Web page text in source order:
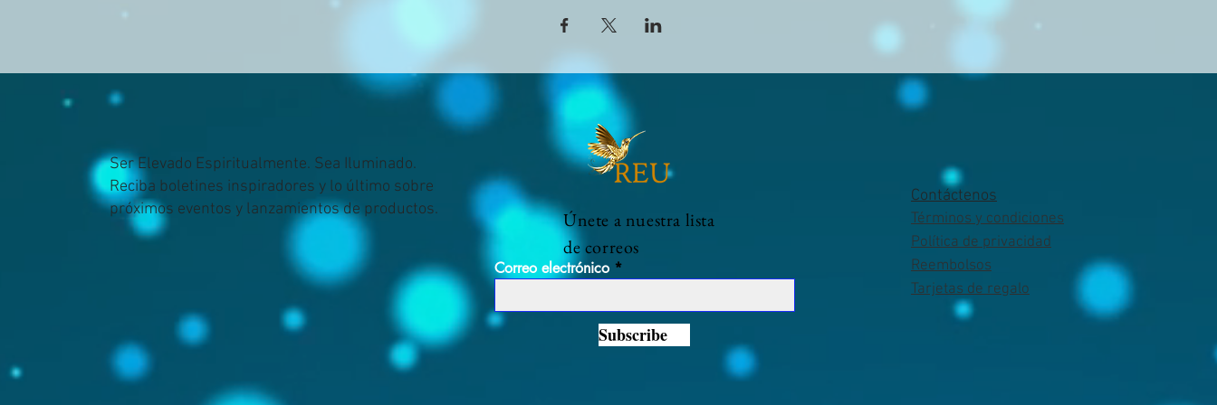
Ser Elevado Espiritualmente. Sea Iluminado.
Reciba boletines inspiradores y lo último sobre
próximos eventos y lanzamientos de productos.
Únete a nuestra lista
de correos
Correo electrónico
Subscribe
Contáctenos
Términos y condiciones
Política de privacidad
Reembolsos
Tarjetas de regalo